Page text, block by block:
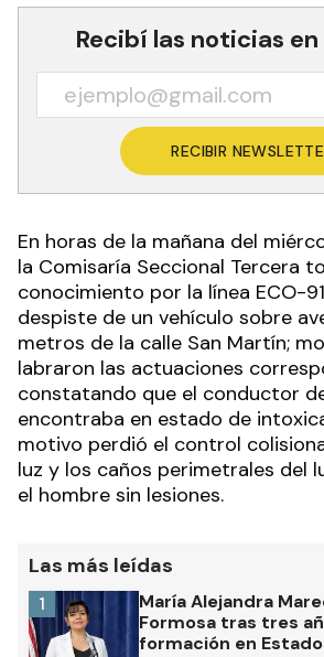
Recibí las noticias
RECIBIR
En horas de la mañana del
la Comisaría Seccional Tercera
conocimiento por la línea ECO-
despiste de un vehículo sobre
metros de la calle San Martín;
labraron las actuaciones
constatando que el conductor
encontraba en estado de
motivo perdió el control
luz y los caños perimetrales del
el hombre sin lesiones.
Las más leídas
María Alejandra
Formosa tras tres
formación en
1